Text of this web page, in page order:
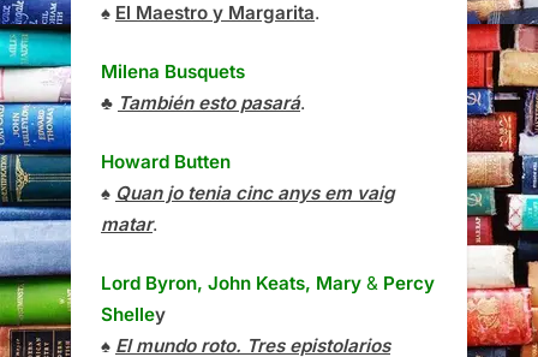
♠ El Maestro y Margarita.
Milena Busquets
♣ También esto pasará.
Howard Butten
♠ Quan jo tenia cinc anys em vaig
matar.
Lord Byron, John Keats, Mary & Percy
Shelley
♠ El mundo roto. Tres epistolarios